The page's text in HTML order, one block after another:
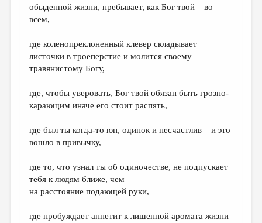
обыденной жизни, пребывает, как Бог твой – во
всем,
где коленопреклоненный клевер складывает
листочки в троеперстие и молится своему
травянистому Богу,
где, чтобы уверовать, Бог твой обязан быть грозно-
карающим иначе его стоит распять,
где был ты когда-то юн, одинок и несчастлив – и это
вошло в привычку,
где то, что узнал ты об одиночестве, не подпускает
тебя к людям ближе, чем
на расстояние подающей руки,
где пробуждает аппетит к лишенной аромата жизни